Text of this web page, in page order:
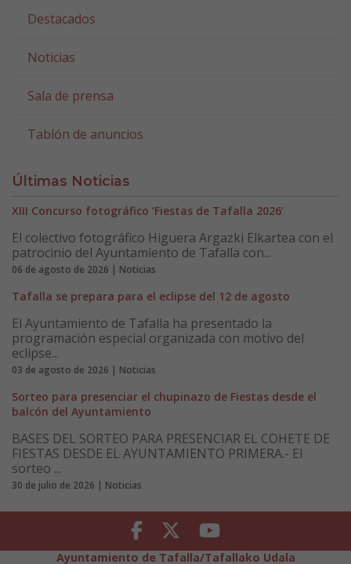
Destacados
Noticias
Sala de prensa
Tablón de anuncios
Últimas Noticias
XIII Concurso fotográfico ‘Fiestas de Tafalla 2026’
El colectivo fotográfico Higuera Argazki Elkartea con el
patrocinio del Ayuntamiento de Tafalla con...
06 de agosto de 2026 | Noticias
Tafalla se prepara para el eclipse del 12 de agosto
El Ayuntamiento de Tafalla ha presentado la
programación especial organizada con motivo del
eclipse...
03 de agosto de 2026 | Noticias
Sorteo para presenciar el chupinazo de Fiestas desde el
balcón del Ayuntamiento
BASES DEL SORTEO PARA PRESENCIAR EL COHETE DE
FIESTAS DESDE EL AYUNTAMIENTO PRIMERA.- El
sorteo ...
30 de julio de 2026 | Noticias
Facebook Twitter Youtube
Ayuntamiento de Tafalla/Tafallako Udala